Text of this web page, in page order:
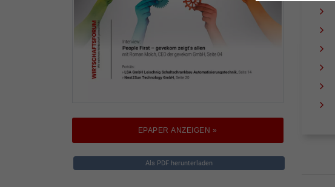
EPAPER ANZEIGEN »
Als PDF herunterladen